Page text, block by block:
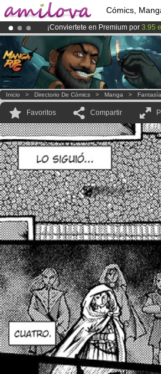
Cómics,
¡Conviertete en Premium por 3.95
¡El Kickstarter Amilova está
¡Ya tenemos 100000miembrosy
Inicio > Directorio De Cómics > Manga >
Favoritos Compartir